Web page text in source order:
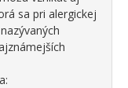
sa pri alergickej